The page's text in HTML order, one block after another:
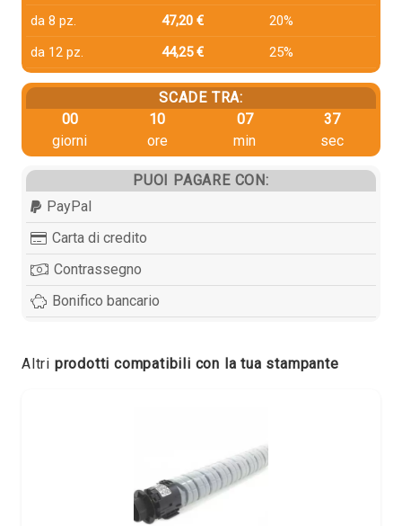
da 8 pz.
47,20 €
20%
da 12 pz.
44,25 € 25%
SCADE TRA:
00
giorni
10
ore
07
min
37
sec
PUOI PAGARE CON:
PayPal
Carta di credito
Contrassegno
Bonifico bancario
Altri prodotti compatibili con la tua stampante